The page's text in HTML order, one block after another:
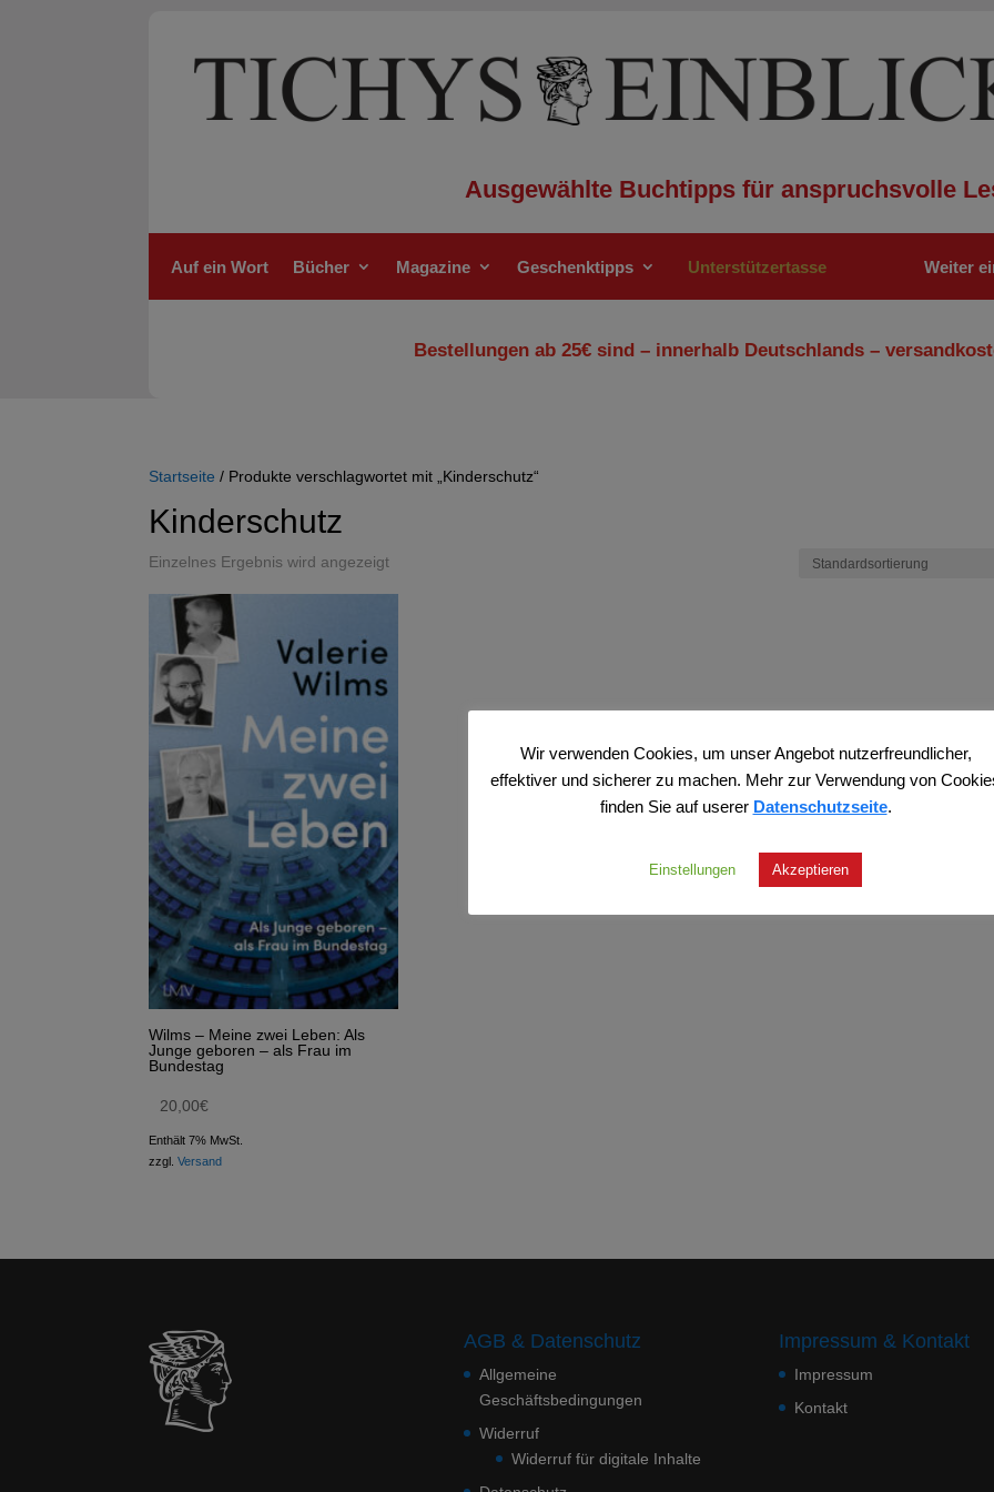
Ausgewählte Buchtipps für anspruchsvolle
Auf ein Wort Bücher Magazine Geschenktipps Unterstützertasse Weiter
Bestellungen ab 25€ sind – innerhalb Deutschlands –
Startseite / Produkte verschlagwortet mit „Kinderschutz“
Kinderschutz
Einzelnes Ergebnis wird angezeigt
Wilms – Meine zwei Leben: Als
Junge geboren – als Frau im
Bundestag
20,00€
Enthält 7% MwSt.
zzgl.Versand
AGB & Datenschutz
Allgemeine
Geschäftsbedingungen
Widerruf
Widerruf für digitale Inhalte
Impressum & Kontakt
Impressum
Kontakt
Wir verwenden Cookies, um unser Angebot nutzerfreundlicher,
effektiver und sicherer zu machen. Mehr zur Verwendung von
finden Sie auf userer Datenschutzseite.
Einstellungen Akzeptieren